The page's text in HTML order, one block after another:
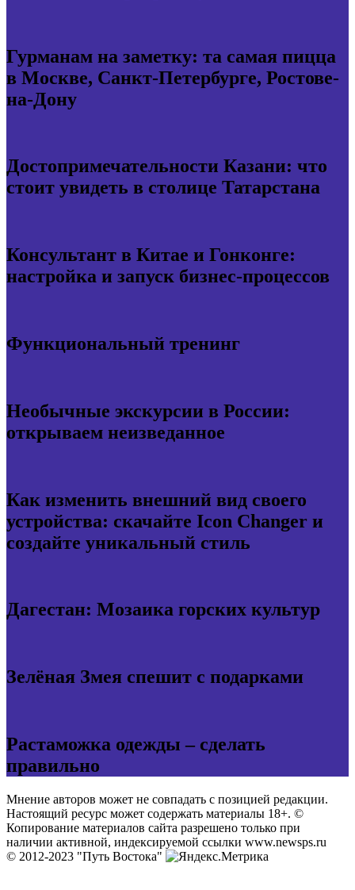
Гурманам на заметку: та самая пицца
в Москве, Санкт-Петербурге, Ростове-
на-Дону
Достопримечательности Казани: что
стоит увидеть в столице Татарстана
Консультант в Китае и Гонконге:
настройка и запуск бизнес-процессов
Функциональный тренинг
Необычные экскурсии в России:
открываем неизведанное
Как изменить внешний вид своего
устройства: скачайте Icon Changer и
создайте уникальный стиль
Дагестан: Мозаика горских культур
Зелёная Змея спешит с подарками
Растаможка одежды – сделать
правильно
Мнение авторов может не совпадать с позицией редакции.
Настоящий ресурс может содержать материалы 18+. ©
Копирование материалов сайта разрешено только при
наличии активной, индексируемой ссылки www.newsps.ru
© 2012-2023 "Путь Востока"